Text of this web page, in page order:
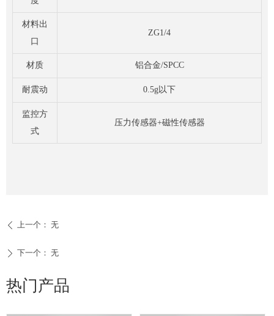
ꄴ 上一个： 无
ꄲ 下一个： 无
热门产品
材料出
口
ZG1/4
材质 铝合金/SPCC
耐震动 0.5g以下
监控方
式
压力传感器+磁性传感器